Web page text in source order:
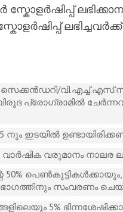
പ്രോഗ്രാമിൽ
നും ഇടയിൽ
വരുമാനം നാലര
50% പെൺകുട്ടികൾക്കായും,
സംവരണം
5%